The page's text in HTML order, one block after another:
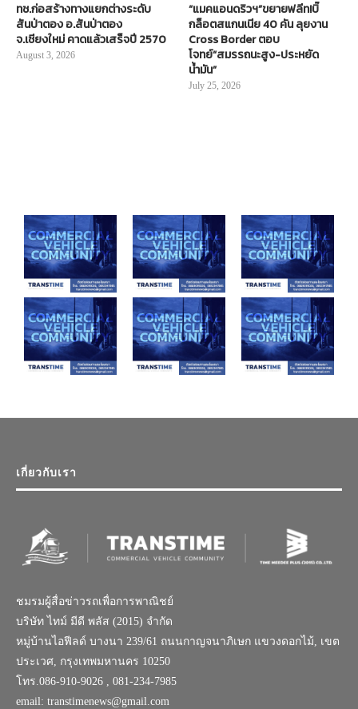
ทช.ก่อสร้างทางแยกต่างระดับ
สันป่าตอง อ.สันป่าตอง
จ.เชียงใหม่ คาดแล้วเสร็จปี 2570
August 3, 2026
“แมคแอนดริวฯ”ขยายฟลีท!บิ๊
กล็อตสแกนเนีย 40 คัน ลุยงาน
Cross Border ตอบ
โจทย์“สมรรถนะสูง-ประหยัด
น้ำมัน”
July 25, 2026
เกี่ยวกับเรา
ชมรมผู้สื่อข่าวรถเพื่อการพาณิชย์
บริษัท ไทม์ มีดี พลัส (2015) จำกัด
หมู่บ้านไอฟีลด์ บางนา 239/61 ถนนกาญจนาภิเษก แขวงดอกไม้, เขต
ประเวศ, กรุงเทพมหานคร 10250
โทร.086-910-9026 , 081-234-7985
email: transtimenews@gmail.com